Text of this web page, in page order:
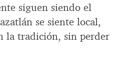
siguen siendo el
se siente local,
la tradición, sin perder